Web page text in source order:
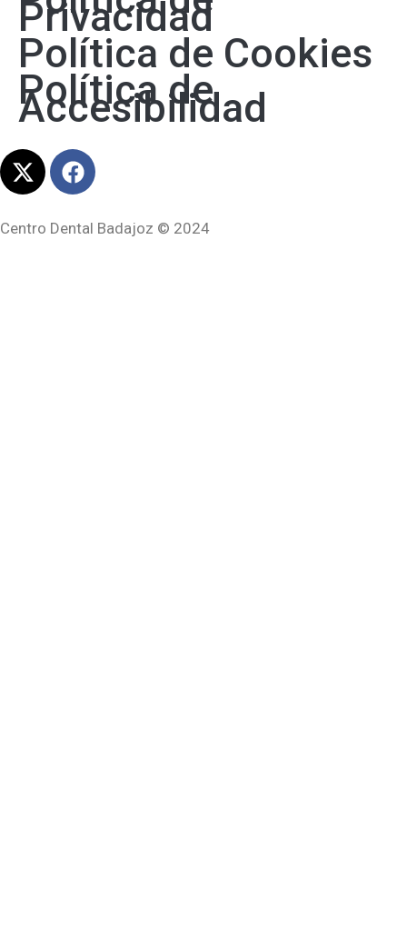
Privacidad
Política de Cookies
Política de
Accesibilidad
Centro Dental Badajoz © 2024